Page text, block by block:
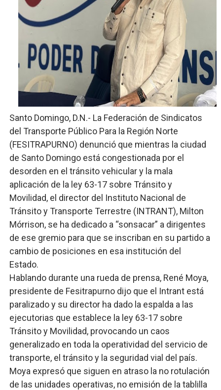
Más de 180 dirigentes sindicales de las Américas se
Restaurante Amigos es reconocido por sus cuatro
Banco Popular escala 17 posiciones en los mil
SNS y el SRSO actualizan Manual de Comunicación
Osiris de León responde a Roberto Tineo y a Yeisy
Santo Domingo, D.N.- La Federación de Sindicatos
del Transporte Público Para la Región Norte
(FESITRAPURNO) denunció que mientras la ciudad
de Santo Domingo está congestionada por el
desorden en el tránsito vehicular y la mala
aplicación de la ley 63-17 sobre Tránsito y
Movilidad, el director del Instituto Nacional de
Tránsito y Transporte Terrestre (INTRANT), Milton
Mórrison, se ha dedicado a “sonsacar” a dirigentes
de ese gremio para que se inscriban en su partido a
cambio de posiciones en esa institución del
Estado.
Hablando durante una rueda de prensa, René Moya,
presidente de Fesitrapurno dijo que el Intrant está
paralizado y su director ha dado la espalda a las
ejecutorias que establece la ley 63-17 sobre
Tránsito y Movilidad, provocando un caos
generalizado en toda la operatividad del servicio de
transporte, el tránsito y la seguridad vial del país.
Moya expresó que siguen en atraso la no rotulación
de las unidades operativas, no emisión de la tablilla